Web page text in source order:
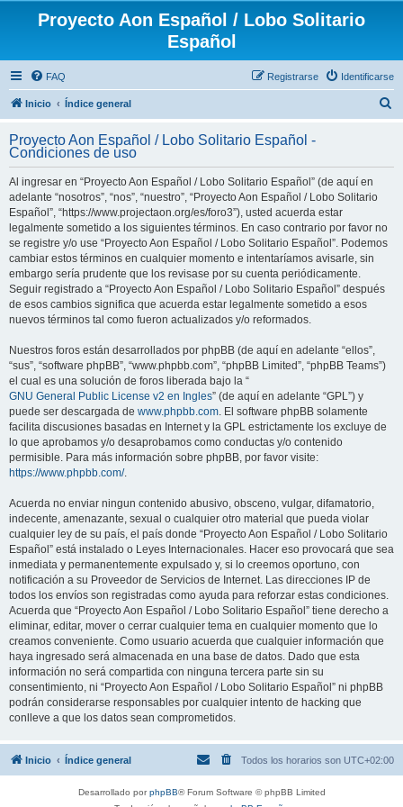
Proyecto Aon Español / Lobo Solitario
Español
FAQ Identificarse
Registrarse
Inicio Índice general
c
Proyecto Aon Español / Lobo Solitario Español -
Condiciones de uso
Al ingresar en “Proyecto Aon Español / Lobo Solitario Español” (de aquí en
adelante “nosotros”, “nos”, “nuestro”, “Proyecto Aon Español / Lobo Solitario
Español”, “https://www.projectaon.org/es/foro3”), usted acuerda estar
legalmente sometido a los siguientes términos. En caso contrario por favor no
se registre y/o use “Proyecto Aon Español / Lobo Solitario Español”. Podemos
cambiar estos términos en cualquier momento e intentaríamos avisarle, sin
embargo sería prudente que los revisase por su cuenta periódicamente.
Seguir registrado a “Proyecto Aon Español / Lobo Solitario Español” después
de esos cambios significa que acuerda estar legalmente sometido a esos
nuevos términos tal como fueron actualizados y/o reformados.
Nuestros foros están desarrollados por phpBB (de aquí en adelante “ellos”,
“sus”, “software phpBB”, “www.phpbb.com”, “phpBB Limited”, “phpBB Teams”)
el cual es una solución de foros liberada bajo la “
GNU General Public License v2 en Ingles” (de aquí en adelante “GPL”) y
puede ser descargada de www.phpbb.com. El software phpBB solamente
facilita discusiones basadas en Internet y la GPL estrictamente los excluye de
lo que aprobamos y/o desaprobamos como conductas y/o contenido
permisible. Para más información sobre phpBB, por favor visite:
https://www.phpbb.com/.
Acuerda no enviar ningun contenido abusivo, obsceno, vulgar, difamatorio,
indecente, amenazante, sexual o cualquier otro material que pueda violar
cualquier ley de su país, el país donde “Proyecto Aon Español / Lobo Solitario
Español” está instalado o Leyes Internacionales. Hacer eso provocará que sea
inmediata y permanentemente expulsado y, si lo creemos oportuno, con
notificación a su Proveedor de Servicios de Internet. Las direcciones IP de
todos los envíos son registradas como ayuda para reforzar estas condiciones.
Acuerda que “Proyecto Aon Español / Lobo Solitario Español” tiene derecho a
eliminar, editar, mover o cerrar cualquier tema en cualquier momento que lo
creamos conveniente. Como usuario acuerda que cualquier información que
haya ingresado será almacenada en una base de datos. Dado que esta
información no será compartida con ninguna tercera parte sin su
consentimiento, ni “Proyecto Aon Español / Lobo Solitario Español” ni phpBB
podrán considerarse responsables por cualquier intento de hacking que
conlleve a que los datos sean comprometidos.
Inicio Índice general Todos los horarios son UTC+02:00
Desarrollado porphpBB® Forum Software © phpBB Limited